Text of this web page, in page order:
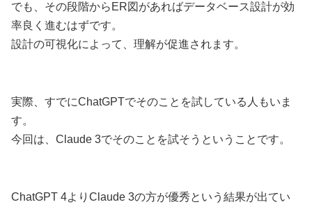
でも、その段階からER図があればデータベース設計が効
率良く進むはずです。
設計の可視化によって、理解が促進されます。
実際、すでにChatGPTでそのことを試している人もいま
す。
今回は、Claude 3でそのことを試そうということです。
ChatGPT 4よりClaude 3の方が優秀という結果が出てい